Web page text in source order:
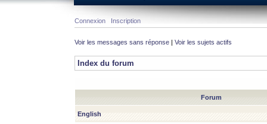
Connexion Inscription
Voir les messages sans réponse | Voir les sujets actifs
Index du forum
Forum
English